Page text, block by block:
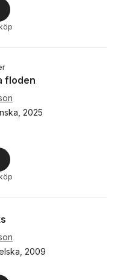
floden
2025
Totalt antal röster:
2009